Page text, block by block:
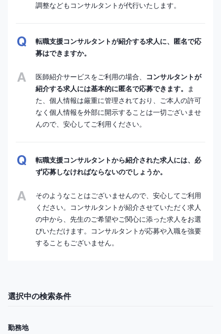
調整などもコンサルタントが代行いたします。
転職支援コンサルタントが紹介する求人に、匿名で応
募はできますか。
医師紹介サービスをご利用の場合、
コンサルタントが
紹介する求人には基本的に匿名で応募できます。 ま
た、個人情報は厳重に管理されており、ご本人の許可
なく個人情報を外部に開示することは一切ございませ
んので、安心してご利用ください。
転職支援コンサルタントから紹介された求人には、必
ず応募しなければならないのでしょうか。
そのようなことはございませんので、安心してご利用
ください。コンサルタントが紹介させていただく求人
の中から、先生のご希望やご関心に添った求人をお選
びいただけます。コンサルタントが応募や入職を強要
することもございません。
選択中の検索条件
勤務地